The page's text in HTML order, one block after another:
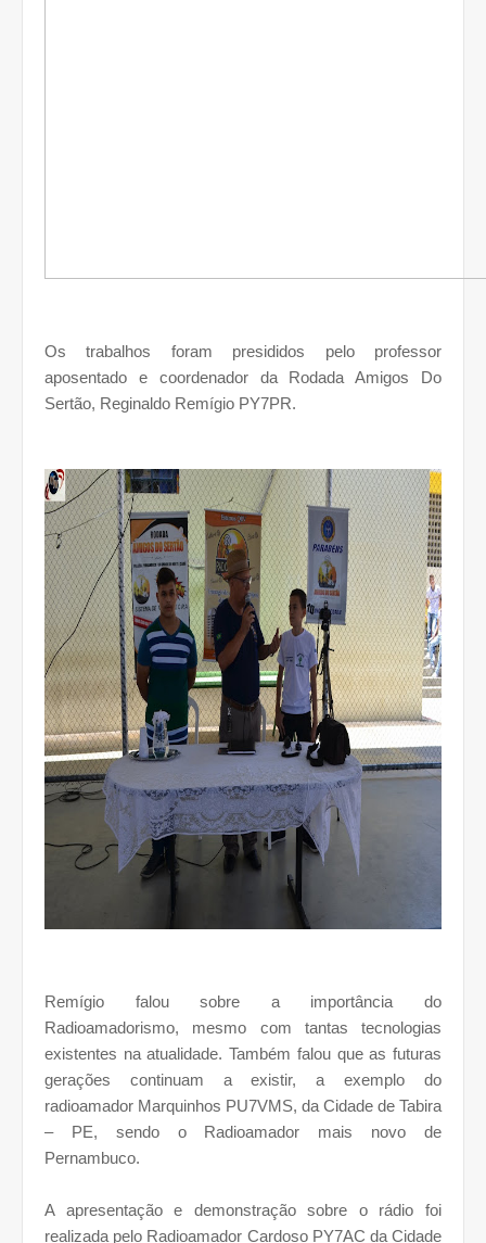
Os trabalhos foram presididos pelo professor
aposentado e coordenador da Rodada Amigos Do
Sertão, Reginaldo Remígio PY7PR.
Remígio falou sobre a importância do
Radioamadorismo, mesmo com tantas tecnologias
existentes na atualidade. Também falou que as futuras
gerações continuam a existir, a exemplo do
radioamador Marquinhos PU7VMS, da Cidade de Tabira
– PE, sendo o Radioamador mais novo de
Pernambuco.
A apresentação e demonstração sobre o rádio foi
realizada pelo Radioamador Cardoso PY7AC da Cidade